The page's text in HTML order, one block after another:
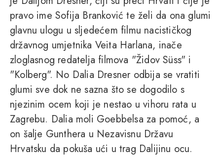
pravo ime Sofija Branković te želi da ona glumi
glavnu ulogu u sljedećem filmu nacističkog
državnog umjetnika Veita Harlana, inače
zloglasnog redatelja filmova "Židov Süss" i
"Kolberg". No Dalia Dresner odbija se vratiti
glumi sve dok ne sazna što se dogodilo s
njezinim ocem koji je nestao u vihoru rata u
Zagrebu. Dalia moli Goebbelsa za pomoć, a
on šalje Gunthera u Nezavisnu Državu
Hrvatsku da pokuša ući u trag Dalijinu ocu.